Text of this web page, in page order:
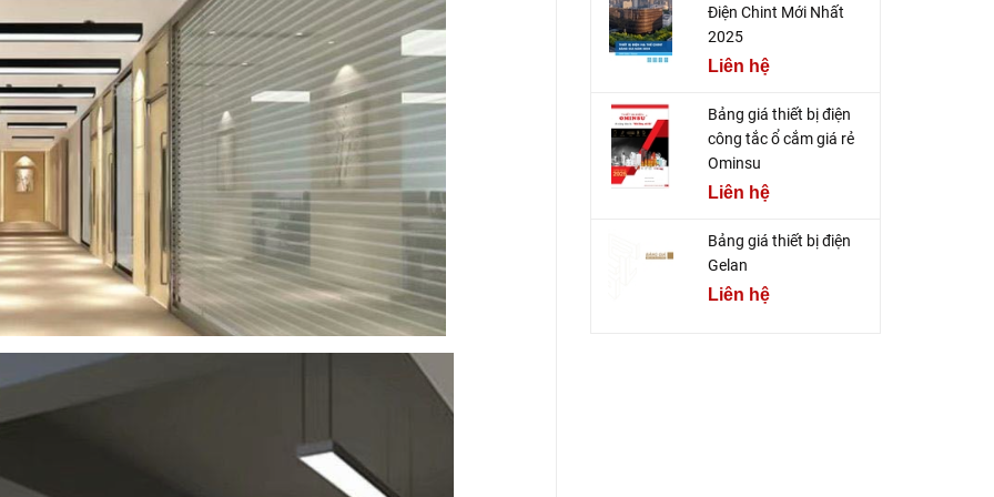
Điện Chint Mới Nhất
2025
Liên hệ
Bảng giá thiết bị điện
công tắc ổ cắm giá rẻ
Ominsu
Liên hệ
Bảng giá thiết bị điện
Gelan
Liên hệ